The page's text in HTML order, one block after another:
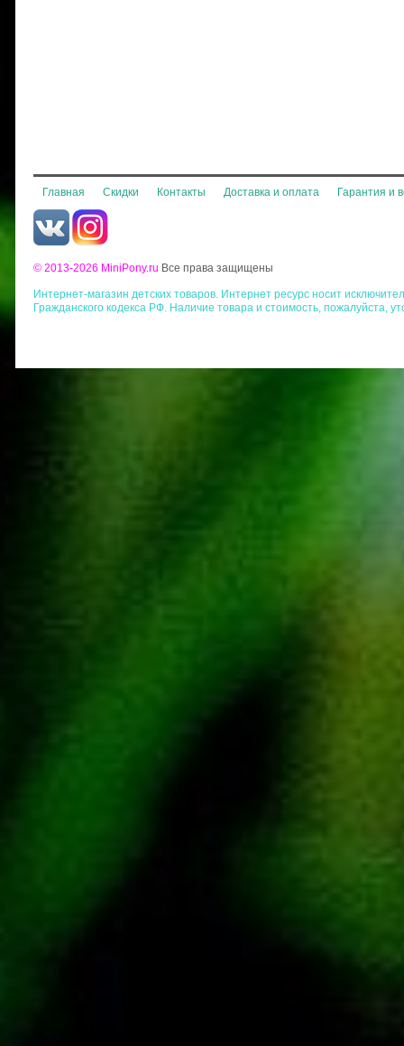
Главная Скидки Контакты Доставка и оплата Гарантия и
© 2013-2026 MiniPony.ru Все права защищены
Интернет-магазин детских товаров. Интернет ресурс носит
Гражданского кодекса РФ. Наличие товара и стоимость, пожалуйста,